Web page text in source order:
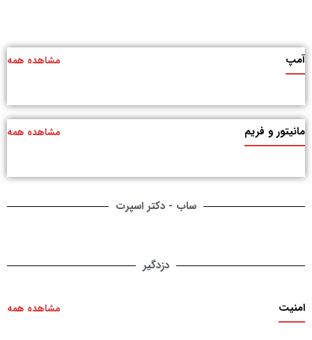
آمپ مشاهده همه
مانیتور و فریم مشاهده همه
ساب - دکتر اسپرت
دزدگیر
امنیت مشاهده همه